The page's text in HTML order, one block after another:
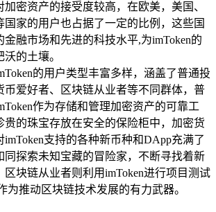
加密资产的接受度较高，在欧美，美国、
国家的用户也占据了一定的比例，这些国
金融市场和先进的科技水平,为imToken的
的土壤。
的用户类型丰富多样，涵盖了普通投
币爱好者、区块链从业者等不同群体，普
作为存储和管理加密资产的可靠工
贵的珠宝存放在安全的保险柜中，加密货
imToken支持的各种新币种和DApp充满了
同探索未知宝藏的冒险家，不断寻找着新
区块链从业者则利用imToken进行项目测试
为推动区块链技术发展的有力武器。